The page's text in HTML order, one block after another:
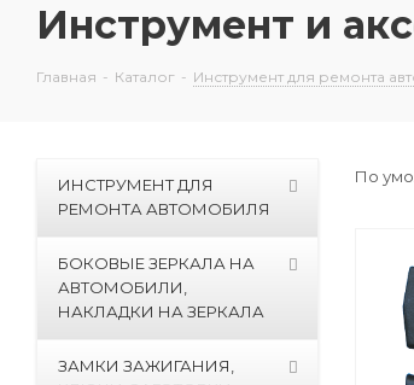
Инструмент и
Главная - Каталог - Инструмент для ремонта
По
ИНСТРУМЕНТ ДЛЯ
РЕМОНТА АВТОМОБИЛЯ
БОКОВЫЕ ЗЕРКАЛА НА
АВТОМОБИЛИ,
НАКЛАДКИ НА ЗЕРКАЛА
ЗАМКИ ЗАЖИГАНИЯ,